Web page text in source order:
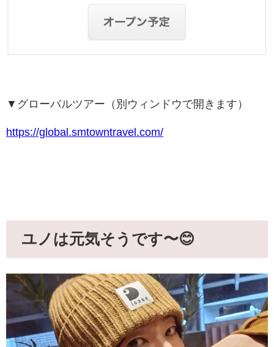
▼グローバルツアー（別ウィンドウで開きます）
https://global.smtowntravel.com/
ユノは元気そうです〜😊